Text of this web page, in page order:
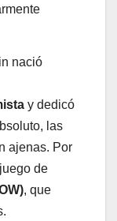
nació
y dedicó
las
ajenas. Por
de
, que